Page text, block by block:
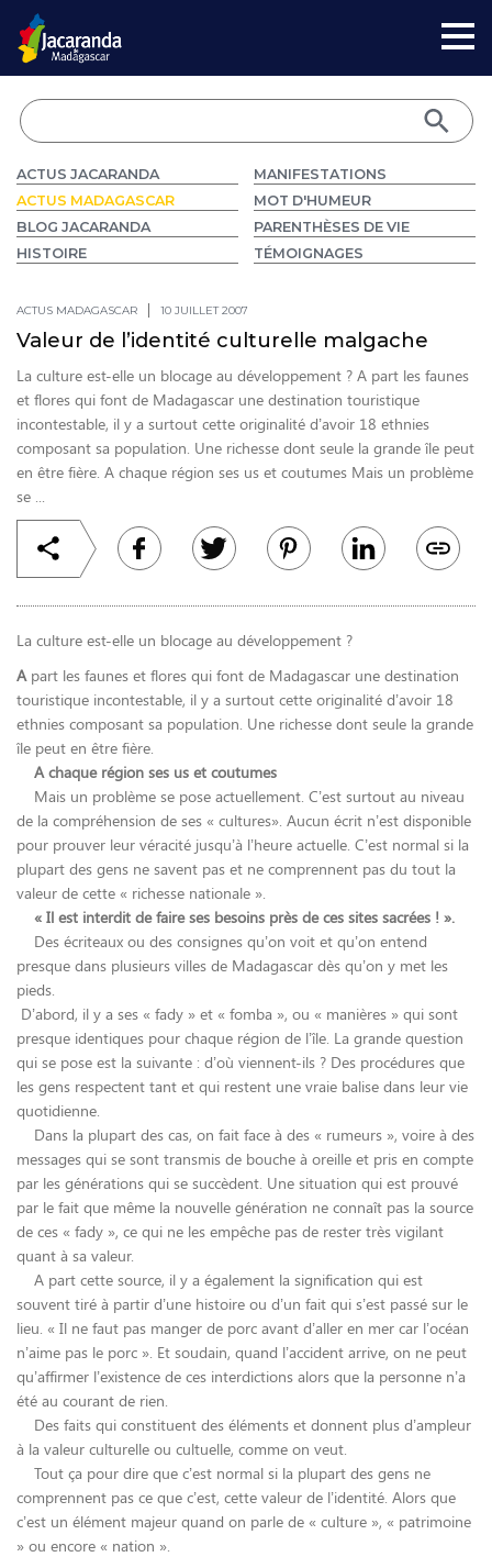
ACTUS JACARANDA
ACTUS MADAGASCAR
BLOG JACARANDA
HISTOIRE
MANIFESTATIONS
MOT D'HUMEUR
PARENTHÈSES DE VIE
TÉMOIGNAGES
ACTUS MADAGASCAR 10 JUILLET 2007
Valeur de l’identité culturelle malgache
La culture est-elle un blocage au développement ? A part les faunes
et flores qui font de Madagascar une destination touristique
incontestable, il y a surtout cette originalité d’avoir 18 ethnies
composant sa population. Une richesse dont seule la grande île peut
en être fière. A chaque région ses us et coutumes Mais un problème
se ...
La culture est-elle un blocage au développement ?
A part les faunes et flores qui font de Madagascar une destination
touristique incontestable, il y a surtout cette originalité d’avoir 18
ethnies composant sa population. Une richesse dont seule la grande
île peut en être fière.
A chaque région ses us et coutumes
Mais un problème se pose actuellement. C’est surtout au niveau
de la compréhension de ses « cultures». Aucun écrit n’est disponible
pour prouver leur véracité jusqu’à l’heure actuelle. C’est normal si la
plupart des gens ne savent pas et ne comprennent pas du tout la
valeur de cette « richesse nationale ».
« Il est interdit de faire ses besoins près de ces sites sacrées ! ».
Des écriteaux ou des consignes qu’on voit et qu’on entend
presque dans plusieurs villes de Madagascar dès qu’on y met les
pieds.
D’abord, il y a ses « fady » et « fomba », ou « manières » qui sont
presque identiques pour chaque région de l’île. La grande question
qui se pose est la suivante : d’où viennent-ils ? Des procédures que
les gens respectent tant et qui restent une vraie balise dans leur vie
quotidienne.
Dans la plupart des cas, on fait face à des « rumeurs », voire à des
messages qui se sont transmis de bouche à oreille et pris en compte
par les générations qui se succèdent. Une situation qui est prouvé
par le fait que même la nouvelle génération ne connaît pas la source
de ces « fady », ce qui ne les empêche pas de rester très vigilant
quant à sa valeur.
A part cette source, il y a également la signification qui est
souvent tiré à partir d’une histoire ou d’un fait qui s’est passé sur le
lieu. « Il ne faut pas manger de porc avant d’aller en mer car l’océan
n’aime pas le porc ». Et soudain, quand l’accident arrive, on ne peut
qu’affirmer l’existence de ces interdictions alors que la personne n’a
été au courant de rien.
Des faits qui constituent des éléments et donnent plus d’ampleur
à la valeur culturelle ou cultuelle, comme on veut.
Tout ça pour dire que c’est normal si la plupart des gens ne
comprennent pas ce que c’est, cette valeur de l’identité. Alors que
c’est un élément majeur quand on parle de « culture », « patrimoine
» ou encore « nation ».